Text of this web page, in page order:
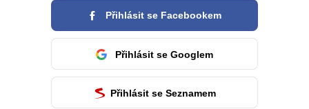
Přihlásit se Facebookem
Přihlásit se Googlem
Přihlásit se Seznamem